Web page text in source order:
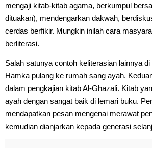
mengaji kitab-kitab agama, berkumpul
dituakan), mendengarkan dakwah,
cerdas berfikir. Mungkin inilah cara
berliterasi.
Salah satunya contoh keliterasian lainnya
Hamka pulang ke rumah sang ayah.
dalam pengkajian kitab Al-Ghazali. Kitab
ayah dengan sangat baik di lemari buku.
mendapatkan pesan mengenai merawat
kemudian dianjarkan kepada generasi